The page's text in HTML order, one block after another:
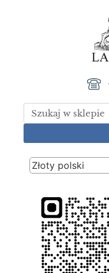
Złoty polski